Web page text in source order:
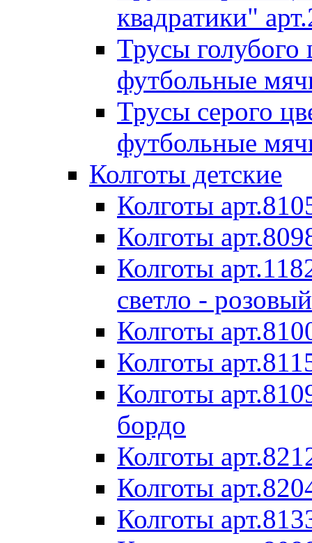
квадратики"
Трусы
футбольные
Трусы серого
футбольные
Колготы детские
Колготы
Колготы
Колготы
светло - розовый
Колготы
Колготы
Колготы
бордо
Колготы
Колготы
Колготы